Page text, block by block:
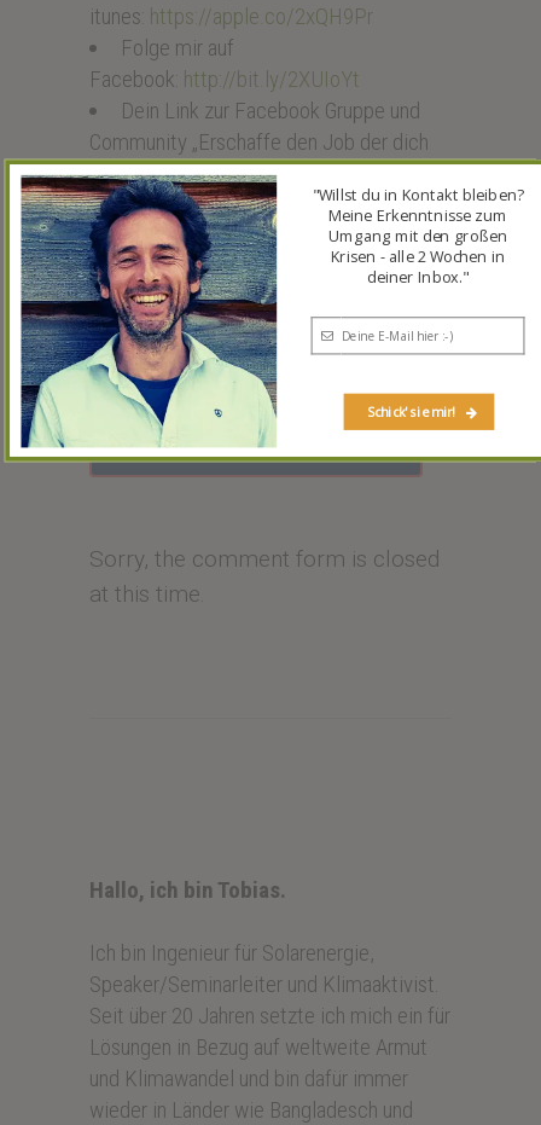
itunes: https://apple.co/2xQH9Pr
Folge mir auf
Facebook: http://bit.ly/2XUIoYt
Dein Link zur Facebook Gruppe und
Community „Erschaffe den Job der dich
glücklich macht!“:http://bit.ly/30I7fAf
Willst du mich unterstützen?
Dann hinterlass‘ mit eine
Bewertung!
Unterwww.tobiasmaerz.de/launcherklär
ich dir wie’s geht.
BEWERTUNG HINTERLASSEN 🙂
Sorry, the comment form is closed
at this time.
Hallo, ich bin Tobias.
Ich bin Ingenieur für Solarenergie,
Speaker/Seminarleiter und Klimaaktivist.
Seit über 20 Jahren setzte ich mich ein für
Lösungen in Bezug auf weltweite Armut
und Klimawandel und bin dafür immer
wieder in Länder wie Bangladesch und
Schick' sie mir!
"Willst du in Kontakt bleiben?
Meine Erkenntnisse zum
Umgang mit den großen
Krisen - alle 2 Wochen in
deiner Inbox."